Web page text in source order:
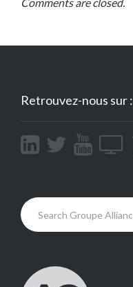
Retrouvez-nous sur :